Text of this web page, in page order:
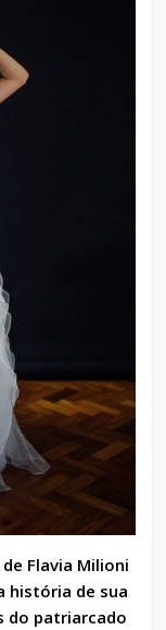
Flavia Milioni
história de sua
do patriarcado